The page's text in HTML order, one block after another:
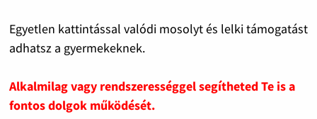
Egyetlen kattintással valódi mosolyt és lelki támogatást
adhatsz a gyermekeknek.
Alkalmilag vagy rendszerességgel segítheted Te is a
fontos dolgok működését.